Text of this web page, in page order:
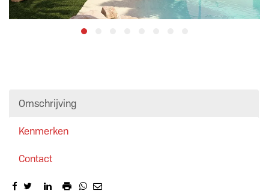
Omschrijving
Kenmerken
Contact